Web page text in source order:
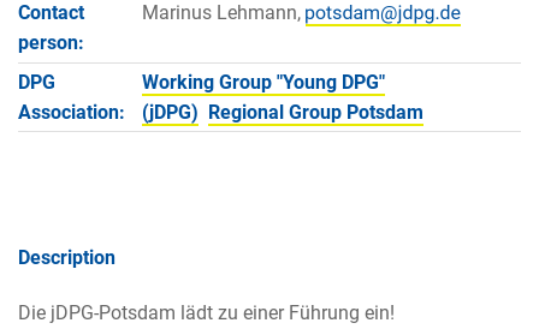
Contact
person:
Marinus Lehmann,
DPG
Association:
Working Group "Young DPG"
(jDPG) Regional Group Potsdam
Description
Die jDPG-Potsdam lädt zu einer Führung ein!